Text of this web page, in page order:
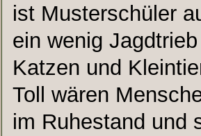
ist Musterschüler
ein wenig
Katzen und
Toll wären
im Ruhestand und